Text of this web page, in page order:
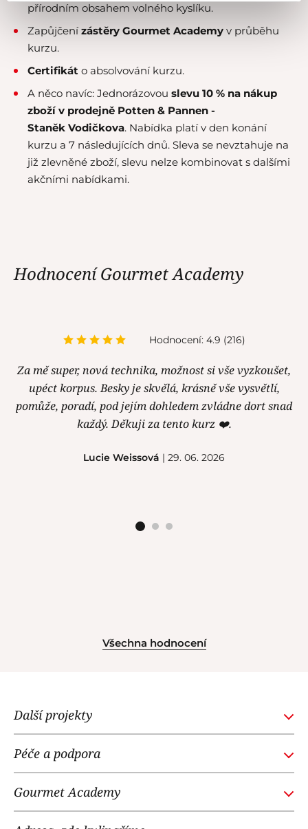
přírodním obsahem volného kyslíku.
Zapůjčenízástěry Gourmet Academy v průběhu
kurzu.
Certifikát o absolvování kurzu.
A něco navíc: Jednorázovou slevu 10 % na nákup
zboží v prodejně Potten & Pannen -
Staněk Vodičkova. Nabídka platí v den konání
kurzu a 7 následujících dnů. Sleva se nevztahuje na
již zlevněné zboží, slevu nelze kombinovat s dalšími
akčními nabídkami.
Hodnocení Gourmet Academy
Hodnocení: 4.9 (216)
Za mě super, nová technika, možnost si vše vyzkoušet,
upéct korpus. Besky je skvělá, krásně vše vysvětlí,
pomůže, poradí, pod jejím dohledem zvládne dort snad
každý. Děkuji za tento kurz ❤️.
Lucie Weissová | 29. 06. 2026
Všechna hodnocení
Další projekty
NOI RESTAURANT
WE LOVE DOGS
Péče a podpora
Gourmet Academy